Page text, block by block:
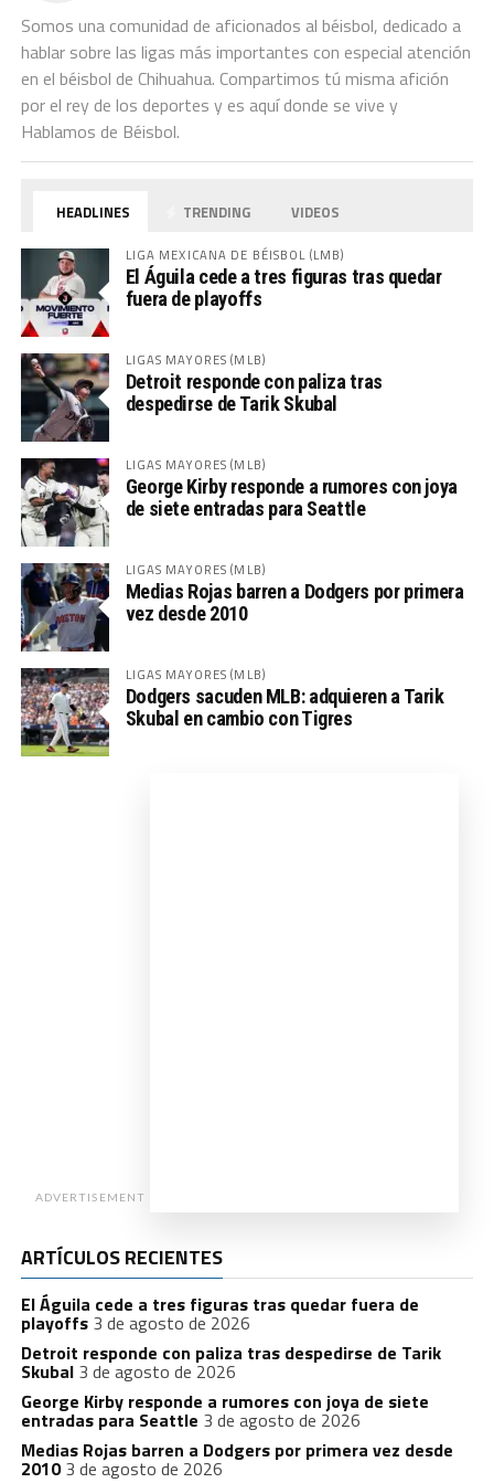
Somos una comunidad de aficionados al béisbol, dedicado a
hablar sobre las ligas más importantes con especial atención
en el béisbol de Chihuahua. Compartimos tú misma afición
por el rey de los deportes y es aquí donde se vive y
Hablamos de Béisbol.
HEADLINES TRENDING VIDEOS
LIGA MEXICANA DE BÉISBOL (LMB)
El Águila cede a tres figuras tras quedar
fuera de playoffs
LIGAS MAYORES (MLB)
Detroit responde con paliza tras
despedirse de Tarik Skubal
LIGAS MAYORES (MLB)
George Kirby responde a rumores con joya
de siete entradas para Seattle
LIGAS MAYORES (MLB)
Medias Rojas barren a Dodgers por primera
vez desde 2010
LIGAS MAYORES (MLB)
Dodgers sacuden MLB: adquieren a Tarik
Skubal en cambio con Tigres
ADVERTISEMENT
ARTÍCULOS RECIENTES
El Águila cede a tres figuras tras quedar fuera de
playoffs 3 de agosto de 2026
Detroit responde con paliza tras despedirse de Tarik
Skubal 3 de agosto de 2026
George Kirby responde a rumores con joya de siete
entradas para Seattle 3 de agosto de 2026
Medias Rojas barren a Dodgers por primera vez desde
2010 3 de agosto de 2026